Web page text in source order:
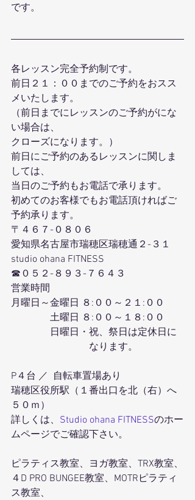
です。
各レッスン完全予約制です。
前日２１：００までのご予約をおスス
メいたします。
（前日までにレッスンのご予約がにな
い場合は、
クローズになります。）
前日にご予約のあるレッスンに関しま
しては、
当日のご予約もお電話で承ります。
初めてのお客様でもお電話頂ければご
予約承ります。
〒４６７-０８０６
愛知県名古屋市瑞穂区瑞穂通２-３１
studio ohana FITNESS
☎０５２-８９３-７６４３
営業時間
月曜日～金曜日 ８:００～２１:００
土曜日 ８:００～１８:００
日曜日・祝、祭日は定休日に
なります。
P４台 ／  自転車置場あり
瑞穂区役所駅（１番出口を北（右）へ
５０ｍ）
詳しくは、 Studio ohana FITNESSのホー
ムページでご確認下さい。
ピラティス教室、ヨガ教室、TRX教室、
４D PRO BUNGEE教室、MOTRピラティ
ス教室、